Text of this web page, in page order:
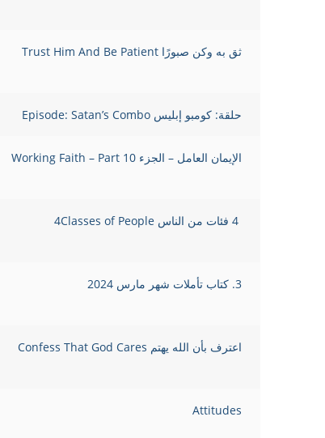
ثق به وكن صبورًا Trust Him And Be Patient
حلقة: كومبو إبليس Episode: Satan’s Combo
الإيمان العامل – الجزء 10 Working Faith – Part
4 فئات من الناس 4Classes of People
3. كتاب تأملات شهر مارس 2024
اعترف بأن الله يهتم Confess That God Cares
Attitudes